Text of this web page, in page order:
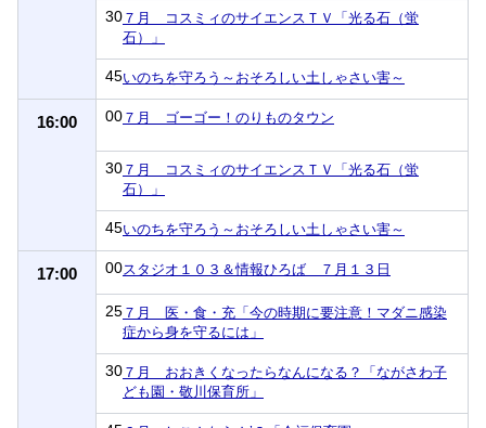
30 ７月 コスミィのサイエンスＴＶ「光る石（蛍
石）」
45いのちを守ろう～おそろしい土しゃさい害～
16:00 00 ７月 ゴーゴー！のりものタウン
30 ７月 コスミィのサイエンスＴＶ「光る石（蛍
石）」
45いのちを守ろう～おそろしい土しゃさい害～
17:00 00スタジオ１０３＆情報ひろば ７月１３日
25 ７月 医・食・充「今の時期に要注意！マダニ感染
症から身を守るには」
30 ７月 おおきくなったらなんになる？「ながさわ子
ども園・敬川保育所」